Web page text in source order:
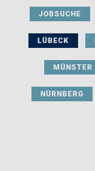
JOBSUCHE
LÜBECK
MÜNSTER
NÜRNBERG